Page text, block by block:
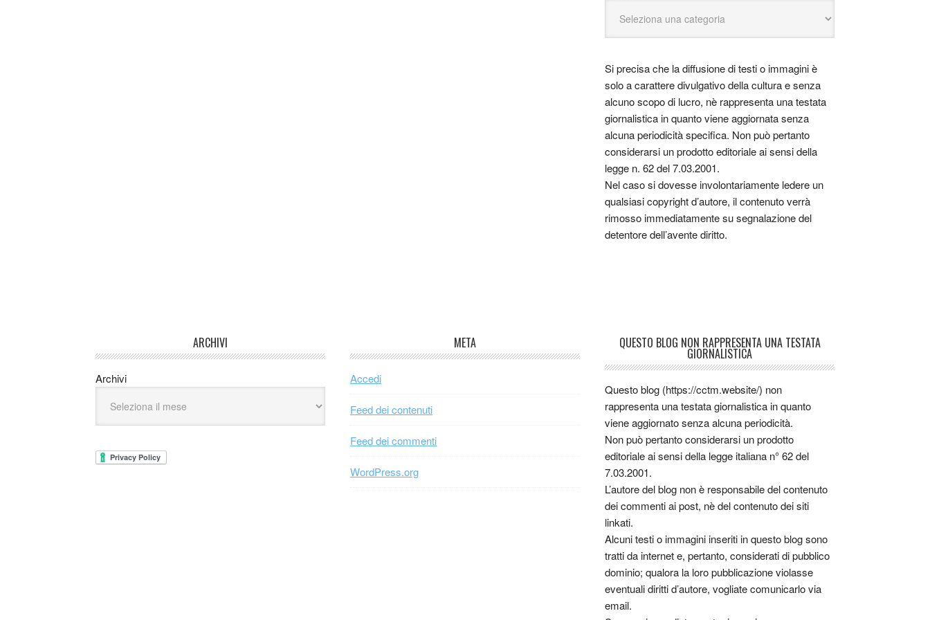
Si precisa che la diffusione di testi o immagini è
solo a carattere divulgativo della cultura e senza
alcuno scopo di lucro, nè rappresenta una testata
giornalistica in quanto viene aggiornata senza
alcuna periodicità specifica. Non può pertanto
considerarsi un prodotto editoriale ai sensi della
legge n. 62 del 7.03.2001.
Nel caso si dovesse involontariamente ledere un
qualsiasi copyright d’autore, il contenuto verrà
rimosso immediatamente su segnalazione del
detentore dell’avente diritto.
ARCHIVI
Archivi
META
Accedi
Feed dei contenuti
Feed dei commenti
WordPress.org
QUESTO BLOG NON RAPPRESENTA UNA TESTATA
GIORNALISTICA
Questo blog (https://cctm.website/) non
rappresenta una testata giornalistica in quanto
viene aggiornato senza alcuna periodicità.
Non può pertanto considerarsi un prodotto
editoriale ai sensi della legge italiana n° 62 del
7.03.2001.
L’autore del blog non è responsabile del contenuto
dei commenti ai post, nè del contenuto dei siti
linkati.
Alcuni testi o immagini inseriti in questo blog sono
tratti da internet e, pertanto, considerati di pubblico
dominio; qualora la loro pubblicazione violasse
eventuali diritti d’autore, vogliate comunicarlo via
email.